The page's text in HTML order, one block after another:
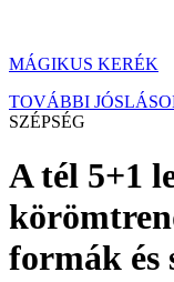
MÁGIKUS KERÉK
TOVÁBBI
SZÉPSÉG
A tél 5+1
formák és